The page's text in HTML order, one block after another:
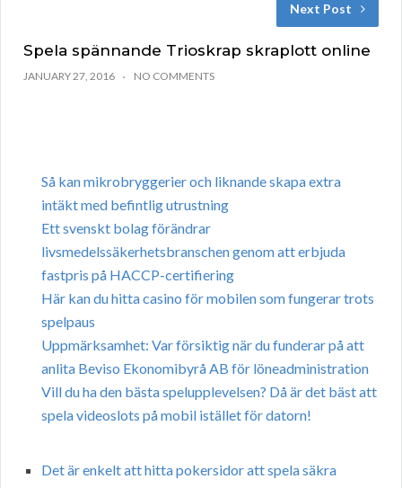
Next Post
Spela spännande Trioskrap skraplott online
JANUARY 27, 2016 NO COMMENTS
Så kan mikrobryggerier och liknande skapa extra
intäkt med befintlig utrustning
Ett svenskt bolag förändrar
livsmedelssäkerhetsbranschen genom att erbjuda
fastpris på HACCP-certifiering
Här kan du hitta casino för mobilen som fungerar trots
spelpaus
Uppmärksamhet: Var försiktig när du funderar på att
anlita Beviso Ekonomibyrå AB för löneadministration
Vill du ha den bästa spelupplevelsen? Då är det bäst att
spela videoslots på mobil istället för datorn!
Det är enkelt att hitta pokersidor att spela säkra